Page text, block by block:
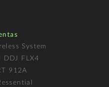
System
DDJ FLX4
912A